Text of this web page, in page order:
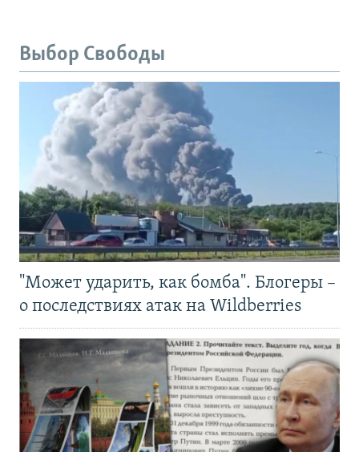
Выбор Свободы
"Может ударить, как бомба". Блогеры –
о последствиях атак на Wildberries